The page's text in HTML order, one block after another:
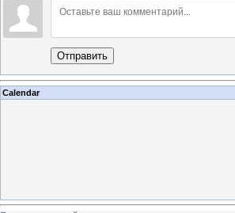
Отправить
Calendar